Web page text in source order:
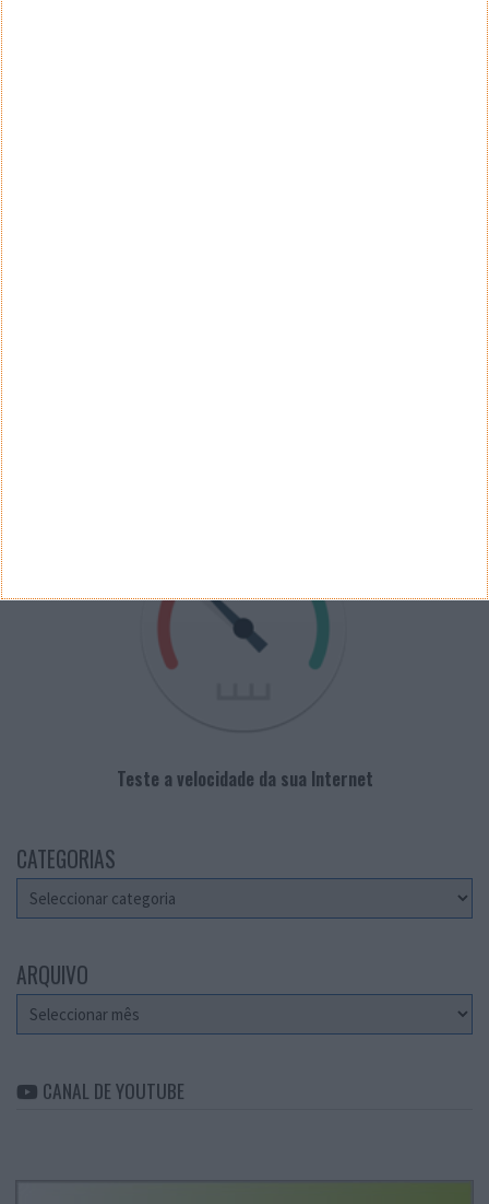
Teste a velocidade da sua Internet
CATEGORIAS
Categorias
ARQUIVO
Arquivo
CANAL DE YOUTUBE